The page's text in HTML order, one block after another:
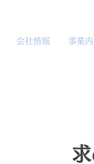
会社情報 事業